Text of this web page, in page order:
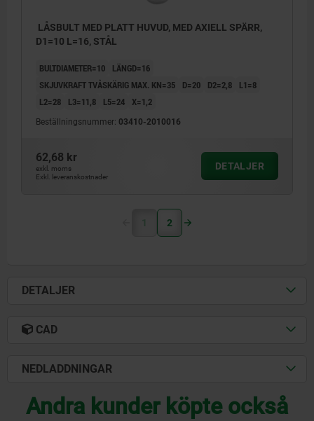
LÅSBULT MED PLATT HUVUD, MED AXIELL SPÄRR,
D1=10 L=16, STÅL
BULTDIAMETER=10
LÄNGD=16
SKJUVKRAFT TVÅSKÄRIG MAX. KN=35
D=20 D2=2,8
L1=8
L2=28
L3=11,8 L5=24 X=1,2
Beställningsnummer: 03410-2010016
62,68 kr
exkl. moms
Exkl. leveranskostnader
DETALJER
1 2
DETALJER
CAD
NEDLADDNINGAR
Andra kunder köpte också